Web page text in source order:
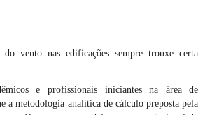
do vento nas edificações sempre trouxe certa
e profissionais iniciantes na área de
a metodologia analítica de cálculo preposta pela